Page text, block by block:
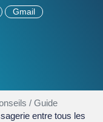
Gmail
/ Guide
entre tous les